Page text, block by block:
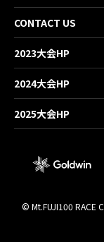
CONTACT US
2023大会HP
2024大会HP
2025大会HP
© Mt.FUJI100 RACE